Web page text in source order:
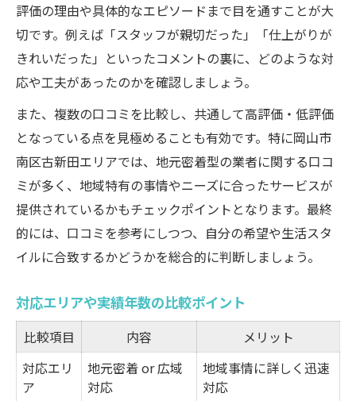
評価の理由や具体的なエピソードまで目を通すことが大
切です。例えば「スタッフが親切だった」「仕上がりが
きれいだった」といったコメントの裏に、どのような対
応や工夫があったのかを確認しましょう。
また、複数の口コミを比較し、共通して高評価・低評価
となっている点を見極めることも有効です。特に岡山市
南区古新田エリアでは、地元密着型の業者に関する口コ
ミが多く、地域特有の事情やニーズに合ったサービスが
提供されているかもチェックポイントとなります。最終
的には、口コミを参考にしつつ、自分の希望や生活スタ
イルに合致するかどうかを総合的に判断しましょう。
対応エリアや実績年数の比較ポイント
比較項目 内容
メリット
対応エリ
ア
地元密着 or 広域
対応
地域事情に詳しく迅速
対応